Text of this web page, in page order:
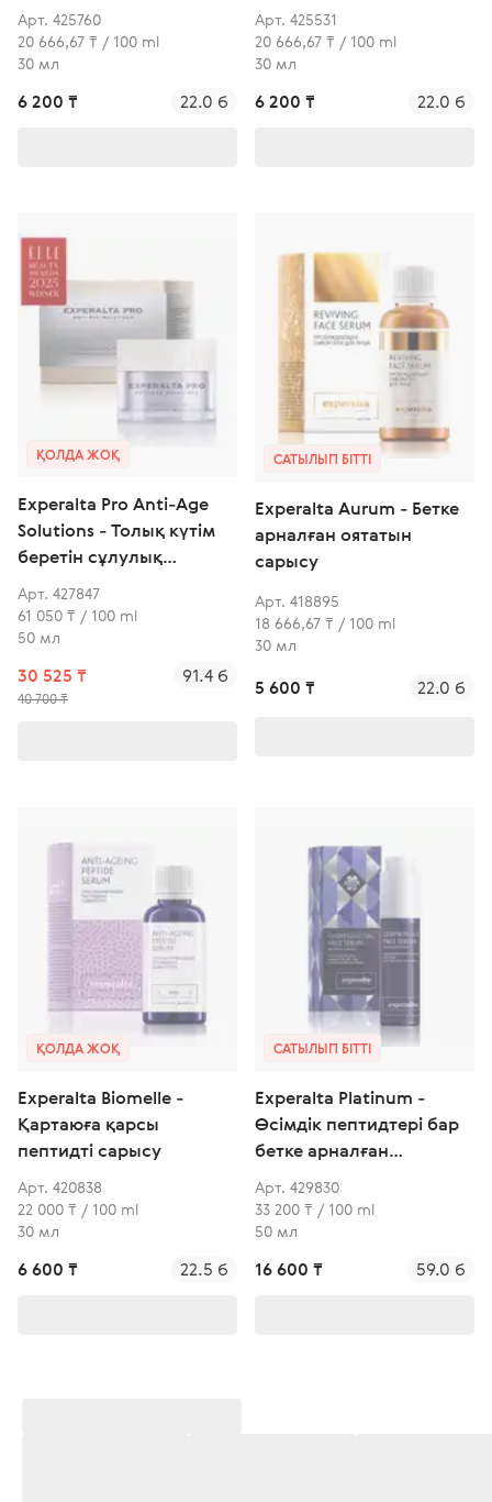
Арт. 425760
20 666,67 ₸ / 100 ml
30 мл
6 200 ₸ 22.0 б
Арт. 425531
20 666,67 ₸ / 100 ml
30 мл
6 200 ₸ 22.0 б
ҚОЛДА ЖОҚ
Experalta Pro Anti-Age
Solutions - Толық күтім
беретін сұлулық
сарысуы
Арт. 427847
61 050 ₸ / 100 ml
50 мл
30 525 ₸
40 700 ₸
91.4 б
САТЫЛЫП БІТТІ
Experalta Aurum - Бетке
арналған оятатын
сарысу
Арт. 418895
18 666,67 ₸ / 100 ml
30 мл
5 600 ₸ 22.0 б
ҚОЛДА ЖОҚ
Experalta Biomelle -
Қартаюға қарсы
пептидті сарысу
Арт. 420838
22 000 ₸ / 100 ml
30 мл
6 600 ₸ 22.5 б
САТЫЛЫП БІТТІ
Experalta Platinum -
Өсімдік пептидтері бар
бетке арналған
интеллектуалды сарысу
Арт. 429830
33 200 ₸ / 100 ml
50 мл
16 600 ₸ 59.0 б